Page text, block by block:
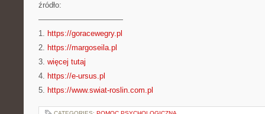
źródło:
———————————
1. https://goracewegry.pl
2. https://margoseila.pl
3. więcej tutaj
4. https://e-ursus.pl
5. https://www.swiat-roslin.com.pl